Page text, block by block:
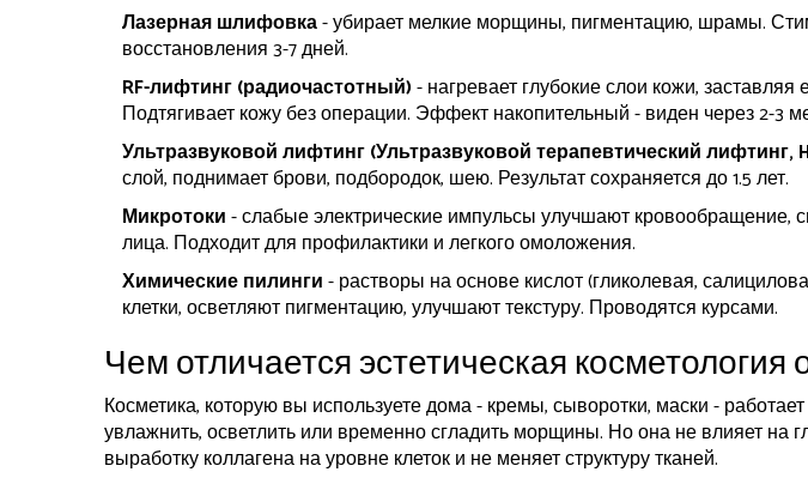
Лазерная шлифовка- убирает мелкие морщины, пигментацию, шрамы.
восстановления 3-7 дней.
RF-лифтинг (радиочастотный)- нагревает глубокие слои кожи,
Подтягивает кожу без операции. Эффект накопительный - виден через 2-3
Ультразвуковой лифтинг (Ультразвуковой терапевтический лифтинг,
слой, поднимает брови, подбородок, шею. Результат сохраняется до 1.5 лет.
Микротоки- слабые электрические импульсы улучшают кровообращение,
лица. Подходит для профилактики и легкого омоложения.
Химические пилинги- растворы на основе кислот (гликолевая,
клетки, осветляют пигментацию, улучшают текстуру. Проводятся курсами.
Чем отличается эстетическая косметология
Косметика, которую вы используете дома - кремы, сыворотки, маски -
увлажнить, осветлить или временно сгладить морщины. Но она не влияет на
выработку коллагена на уровне клеток и не меняет структуру тканей.